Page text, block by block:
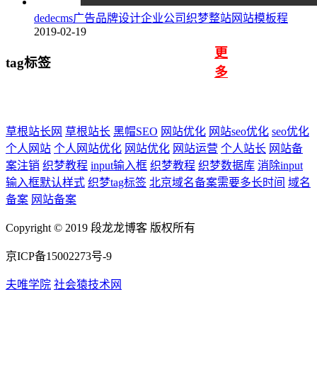
dedecms广告品牌设计企业公司织梦整站网站模板程
2019-02-19
tag标签
更
多
草根站长网 草根站长 黑帽SEO 网站优化 网站seo优化 seo优化
个人网站 个人网站优化 网站优化 网站运营 个人站长 网站备
案注销 织梦教程 input输入框 织梦教程 织梦数据库 消除input
输入框默认样式 织梦tag标签 北京域名备案需要多长时间 域名
备案 网站备案
Copyright © 2019 段龙龙博客 版权所有
京ICP备15002273号-9
夫唯学院 社会猿技术网